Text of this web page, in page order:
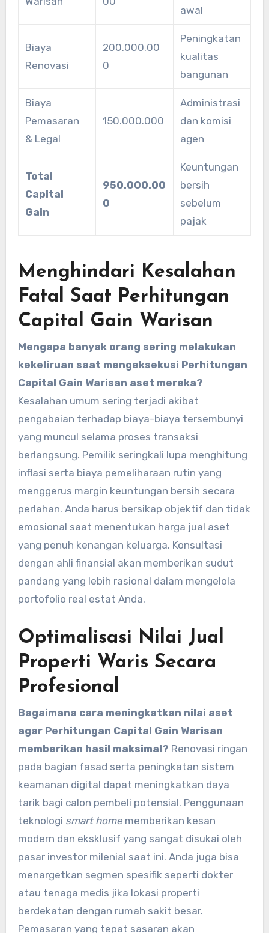
awal
Biaya
Renovasi
200.000.00
0
Peningkatan
kualitas
bangunan
Biaya
Pemasaran
& Legal
150.000.000
Administrasi
dan komisi
agen
Total
Capital
Gain
950.000.00
0
Keuntungan
bersih
sebelum
pajak
Menghindari Kesalahan
Fatal Saat Perhitungan
Capital Gain Warisan
Mengapa banyak orang sering melakukan
kekeliruan saat mengeksekusi Perhitungan
Capital Gain Warisan aset mereka?
Kesalahan umum sering terjadi akibat
pengabaian terhadap biaya-biaya tersembunyi
yang muncul selama proses transaksi
berlangsung. Pemilik seringkali lupa menghitung
inflasi serta biaya pemeliharaan rutin yang
menggerus margin keuntungan bersih secara
perlahan. Anda harus bersikap objektif dan tidak
emosional saat menentukan harga jual aset
yang penuh kenangan keluarga. Konsultasi
dengan ahli finansial akan memberikan sudut
pandang yang lebih rasional dalam mengelola
portofolio real estat Anda.
Optimalisasi Nilai Jual
Properti Waris Secara
Profesional
Bagaimana cara meningkatkan nilai aset
agar Perhitungan Capital Gain Warisan
memberikan hasil maksimal? Renovasi ringan
pada bagian fasad serta peningkatan sistem
keamanan digital dapat meningkatkan daya
tarik bagi calon pembeli potensial. Penggunaan
teknologi smart homememberikan kesan
modern dan eksklusif yang sangat disukai oleh
pasar investor milenial saat ini. Anda juga bisa
menargetkan segmen spesifik seperti dokter
atau tenaga medis jika lokasi properti
berdekatan dengan rumah sakit besar.
Pemasaran yang tepat sasaran akan